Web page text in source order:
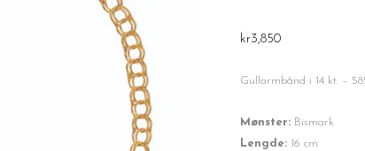
kr3,850
Gullarmbånd i 14 kt. –
Mønster: Bismark
Lengde: 16 cm